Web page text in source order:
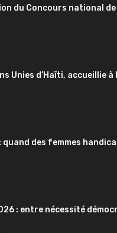
du Concours national de
Unies d’Haïti,
quand des femmes
: entre nécessité